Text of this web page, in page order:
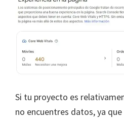
Si tu proyecto es
no encuentres datos, ya